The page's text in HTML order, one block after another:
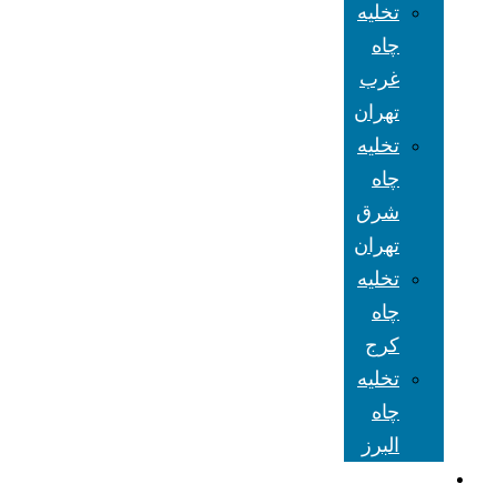
تخلیه
چاه
غرب
تهران
تخلیه
چاه
شرق
تهران
تخلیه
چاه
کرج
تخلیه
چاه
البرز